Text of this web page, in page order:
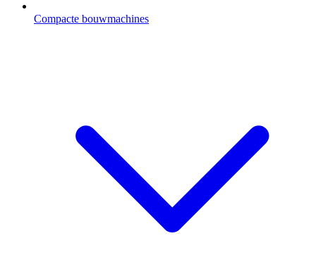
Compacte bouwmachines